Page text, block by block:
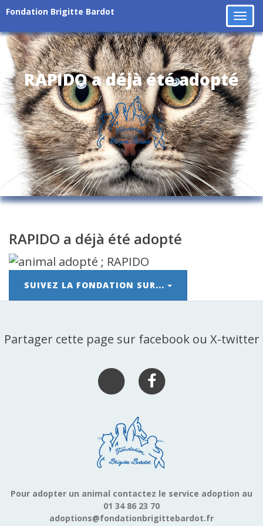
Fondation Brigitte Bardot
RAPIDO a déjà été adopté
RAPIDO a déjà été adopté
SUIVEZ LA FONDATION SUR...
Partager cette page sur facebook ou X-twitter
Pour adopter un animal contactez le service adoption au
01 34 86 23 70
adoptions@fondationbrigittebardot.fr